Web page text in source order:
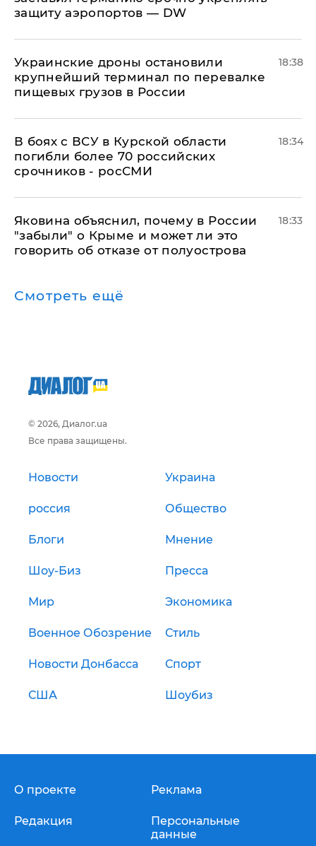
защиту аэропортов — DW
Украинские дроны остановили
крупнейший терминал по перевалке
пищевых грузов в России
18:38
В боях с ВСУ в Курской области
погибли более 70 российских
срочников - росСМИ
18:34
Яковина объяснил, почему в России
"забыли" о Крыме и может ли это
говорить об отказе от полуострова
18:33
Смотреть ещё
© 2026, Диалог.ua
Все права защищены.
Новости Украина
россия Общество
Блоги Мнение
Шоу-Биз Пресса
Мир Экономика
Военное Обозрение Стиль
Новости Донбасса Спорт
США Шоубиз
О проекте
Редакция
Реклама
Персональные
данные